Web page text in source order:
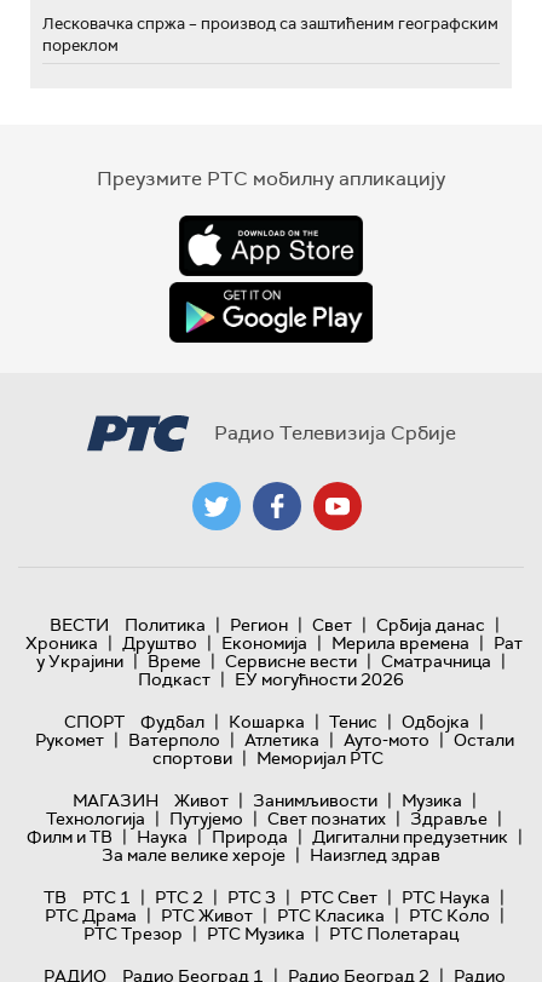
Лесковачка спржа – производ са заштићеним географским
пореклом
Преузмите РТС мобилну апликацију
Радио Телевизија Србије
ВЕСТИ Политика | Регион | Свет | Србија данас |
Хроника | Друштво | Економија | Мерила времена | Рат
у Украјини | Време | Сервисне вести | Сматрачница |
Подкаст | ЕУ могућности 2026
СПОРТ
Фудбал | Кошарка | Тенис | Одбојка |
Рукомет | Ватерполо | Атлетика | Ауто-мото | Остали
спортови | Меморијал РТС
МАГАЗИН
Живот | Занимљивости | Музика |
Технологијa | Путујемо | Свет познатих | Здравље |
Филм и ТВ | Наука | Природа | Дигитални предузетник |
За мале велике хероје | Наизглед здрав
ТВ
РТС 1 | РТС 2 | РТС 3 | РТС Свет | РТС Наука |
РТС Драма | РТС Живот | РТС Класика | РТС Коло |
РТС Трезор | РТС Музика | РТС Полетарац
РАДИО
Радио Београд 1 | Радио Београд 2 | Радио